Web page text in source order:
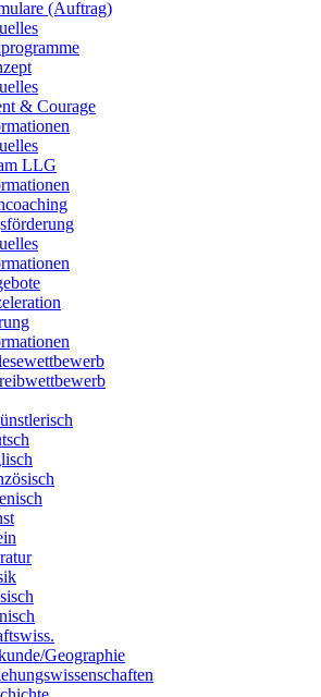
(Auftrag)
& Courage
LLG
Geographie